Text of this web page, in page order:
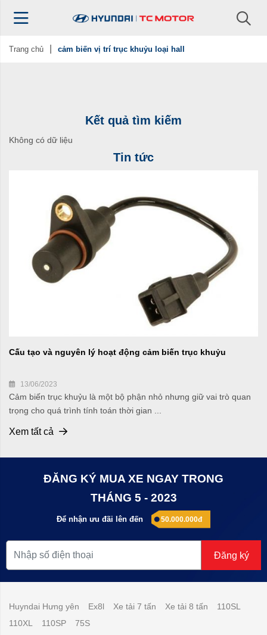
Trang chủ cảm biến vị trí trục khuỷu loại hall
Kết quả tìm kiếm
Không có dữ liệu
Tin tức
Cấu tạo và nguyên lý hoạt động cảm biến trục khuỷu
13/06/2023
Cảm biến trục khuỷu là một bộ phận nhỏ nhưng giữ vai trò quan
trọng cho quá trình tính toán thời gian ...
Xem tất cả
ĐĂNG KÝ MUA XE NGAY TRONG
THÁNG 5 - 2023
Để nhận ưu đãi lên đến 50.000.000đ
Đăng ký
Huyndai Hưng yên Ex8l Xe tải 7 tấn Xe tải 8 tấn
110SL
110XL
110SP 75S